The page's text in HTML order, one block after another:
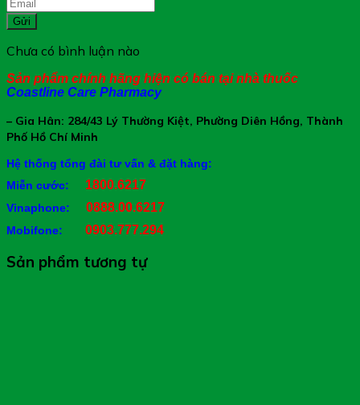
Gửi
Chưa có bình luận nào
Sản phẩm chính hãng hiện có bán tại nhà thuốc
Coastline Care Pharmacy
– Gia Hân: 284/43 Lý Thường Kiệt, Phường Diên Hồng, Thành
Phố Hồ Chí Minh
Hệ thống tổng đài tư vấn & đặt hàng:
Miễn cước: 1800.6217
Vinaphone: 0888.00.6217
Mobifone: 0903.777.294
Sản phẩm tương tự